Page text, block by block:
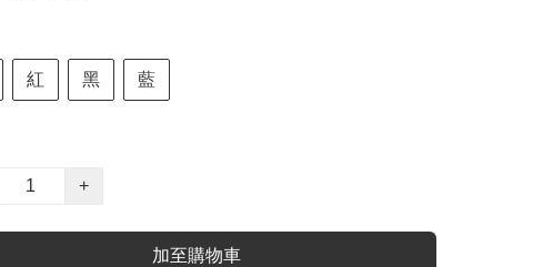
紅 黑 藍
+
加至購物車